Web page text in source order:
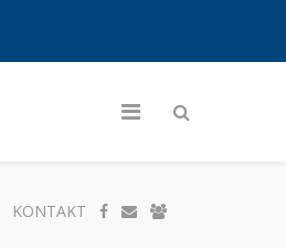
KONTAKT